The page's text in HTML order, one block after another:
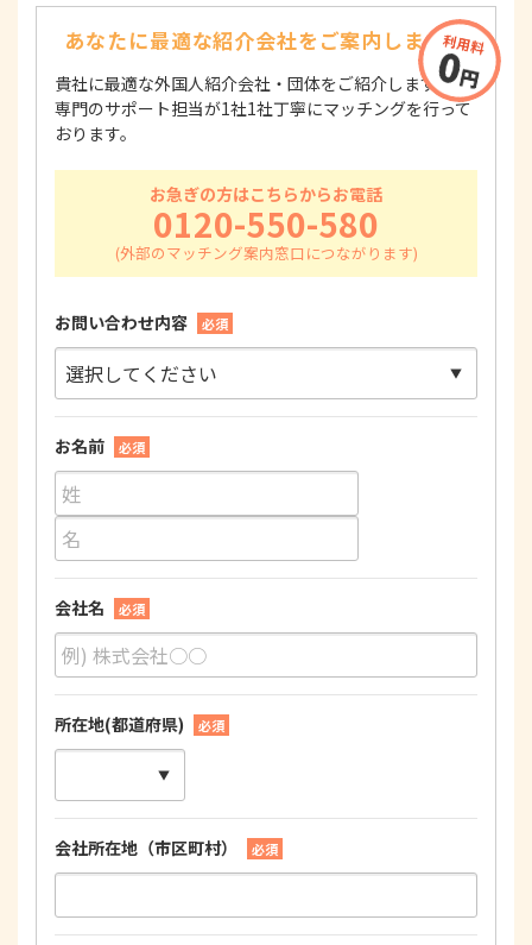
あなたに最適な紹介会社をご案内します！
貴社に最適な外国人紹介会社・団体をご紹介します！
専門のサポート担当が1社1社丁寧にマッチングを行って
おります。
お急ぎの方はこちらからお電話
0120-550-580
お問い合わせ内容 必須
お名前 必須
会社名 必須
所在地(都道府県) 必須
会社所在地（市区町村） 必須